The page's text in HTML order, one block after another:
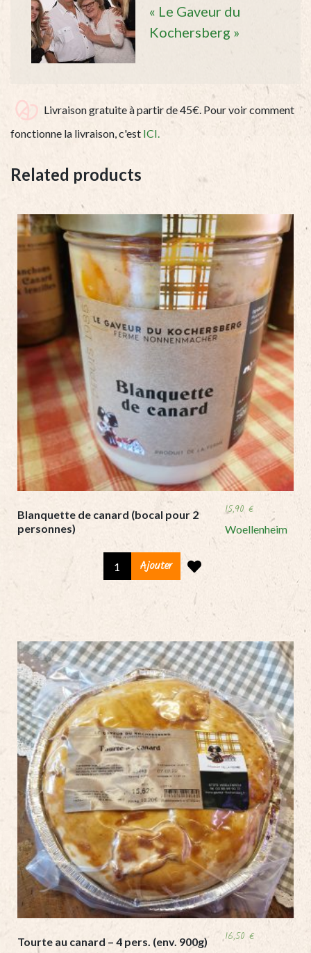
« Le Gaveur du
Kochersberg »
Livraison gratuite à partir de 45€. Pour voir comment
fonctionne la livraison, c'est ICI.
Related products
Blanquette de canard (bocal pour 2
personnes)
15,90 €
Woellenheim
Blanquette
2
personnes)
quantity
Ajouter
Tourte au canard – 4 pers. (env. 900g) 16,50 €